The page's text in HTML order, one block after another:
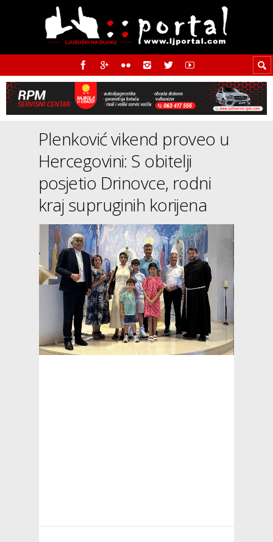
Plenković vikend proveo u
Hercegovini: S obitelji
posjetio Drinovce, rodni
kraj supruginih korijena